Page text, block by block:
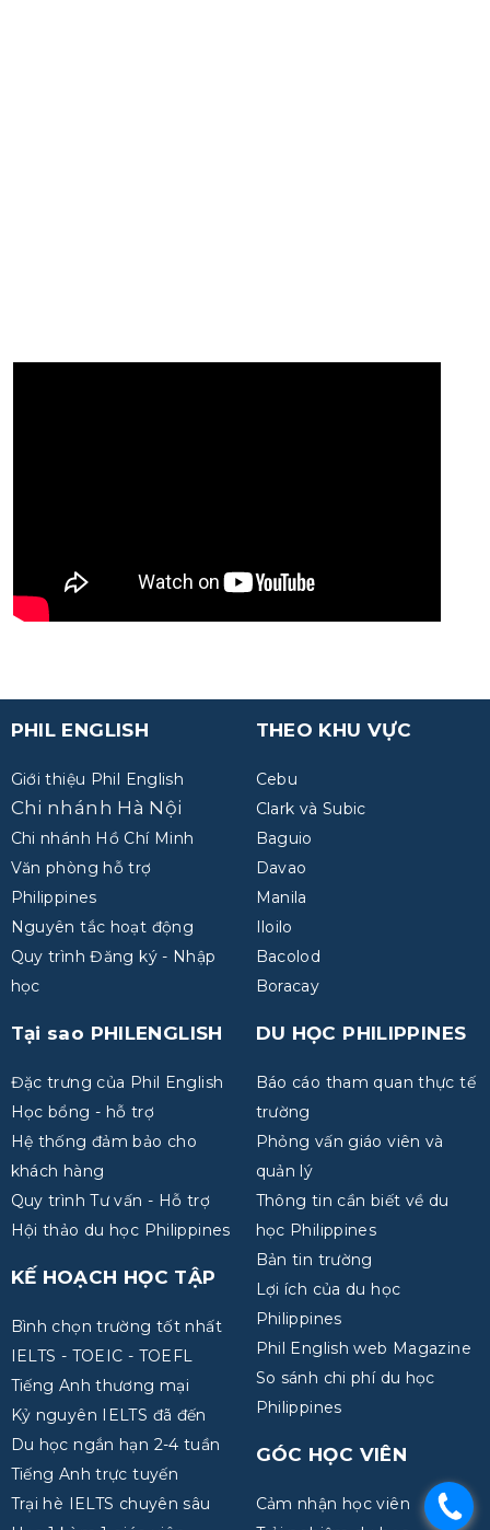
PHIL ENGLISH
Giới thiệu Phil English
Chi nhánh Hà Nội
Chi nhánh Hồ Chí Minh
Văn phòng hỗ trợ
Philippines
Nguyên tắc hoạt động
Quy trình Đăng ký - Nhập
học
Tại sao PHILENGLISH
Đặc trưng của Phil English
Học bổng - hỗ trợ
Hệ thống đảm bảo cho
khách hàng
Quy trình Tư vấn - Hỗ trợ
Hội thảo du học Philippines
KẾ HOẠCH HỌC TẬP
Bình chọn trường tốt nhất
IELTS - TOEIC - TOEFL
Tiếng Anh thương mại
Kỷ nguyên IELTS đã đến
Du học ngắn hạn 2-4 tuần
Tiếng Anh trực tuyến
Trại hè IELTS chuyên sâu
THEO KHU VỰC
Cebu
Clark và Subic
Baguio
Davao
Manila
Iloilo
Bacolod
Boracay
DU HỌC PHILIPPINES
Báo cáo tham quan thực tế
trường
Phỏng vấn giáo viên và
quản lý
Thông tin cần biết về du
học Philippines
Bản tin trường
Lợi ích của du học
Philippines
Phil English web Magazine
So sánh chi phí du học
Philippines
GÓC HỌC VIÊN
Cảm nhận học viên
.